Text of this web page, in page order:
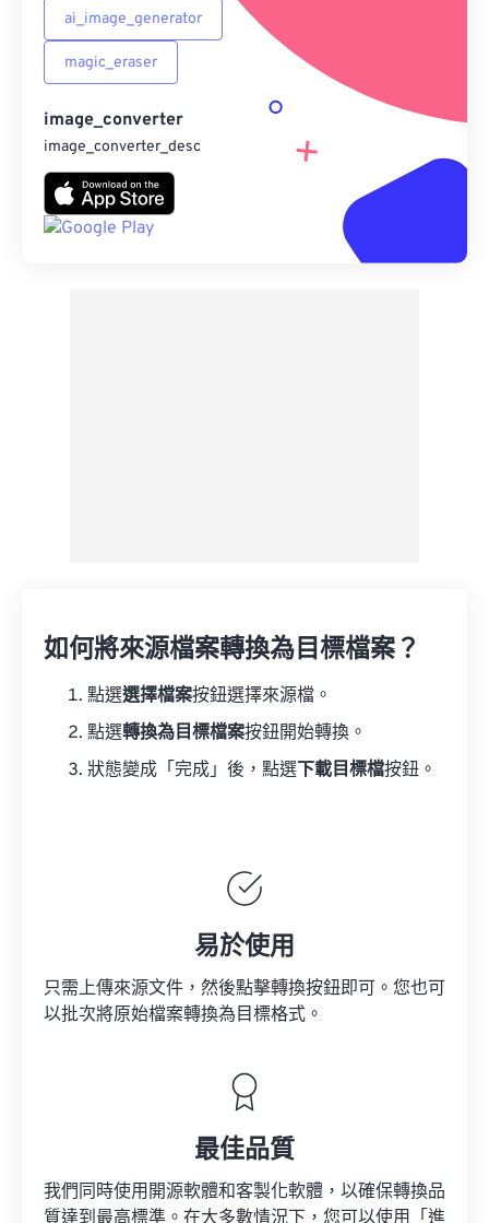
ai_image_generator
magic_eraser
image_converter
image_converter_desc
如何將來源檔案轉換為目標檔案？
點選選擇檔案按鈕選擇來源檔。
點選轉換為目標檔案按鈕開始轉換。
狀態變成「完成」後，點選 下載目標檔按鈕。
易於使用
只需上傳來源文件，然後點擊轉換按鈕即可。您也可
以批次將原始檔案轉換為目標格式。
最佳品質
我們同時使用開源軟體和客製化軟體，以確保轉換品